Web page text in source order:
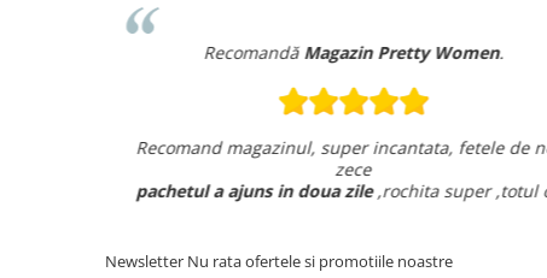
RecomandăMagazin Pretty Women.
Recomand magazinul, super incantata, fetele de
zece
pachetul a ajuns in doua zile,rochita super ,totul
Newsletter Nu rata ofertele si promotiile noastre